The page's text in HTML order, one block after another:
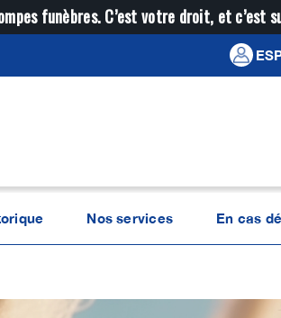
funèbres. C’est votre droit, et c’est
Nos services En cas